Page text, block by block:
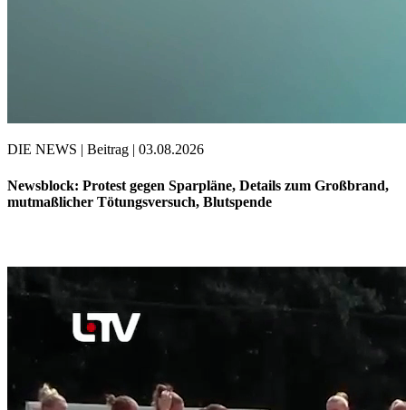
DIE NEWS | Beitrag | 03.08.2026
Newsblock: Protest gegen Sparpläne, Details zum Großbrand,
mutmaßlicher Tötungsversuch, Blutspende